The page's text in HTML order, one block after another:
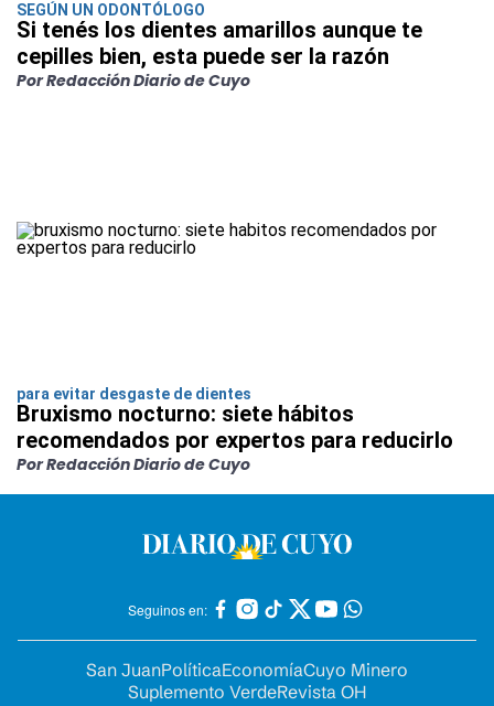
SEGÚN UN ODONTÓLOGO
Si tenés los dientes amarillos aunque te
cepilles bien, esta puede ser la razón
Por Redacción Diario de Cuyo
para evitar desgaste de dientes
Bruxismo nocturno: siete hábitos
recomendados por expertos para reducirlo
Por Redacción Diario de Cuyo
Seguinos en:
San JuanPolíticaEconomíaCuyo Minero
Suplemento VerdeRevista OH